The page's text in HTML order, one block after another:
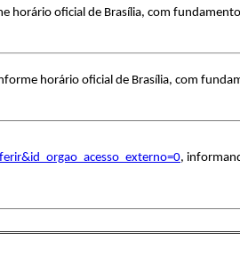
horário oficial de Brasília, com
horário oficial de Brasília, com
,